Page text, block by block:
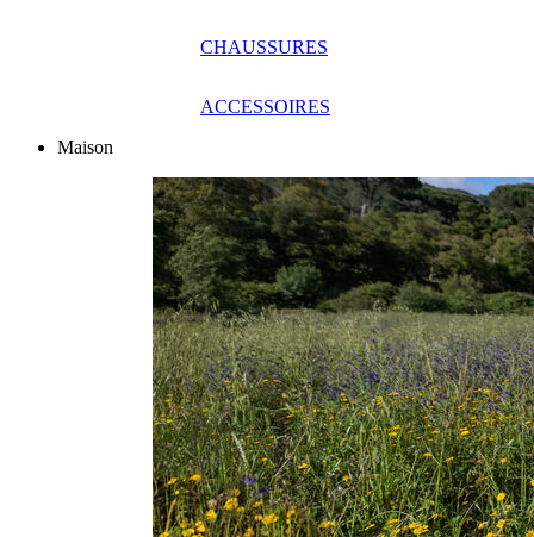
CHAUSSURES
ACCESSOIRES
Maison